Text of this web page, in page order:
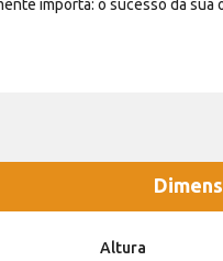
importa: o sucesso da sua
Altura